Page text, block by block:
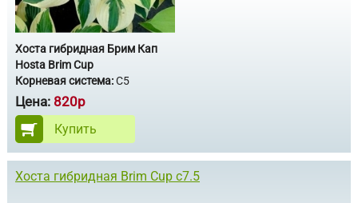
Хоста гибридная Брим Кап
Hosta Brim Cup
Корневая система:С5
Цена: 820р
Купить
Хоста гибридная Brim Cup c7.5